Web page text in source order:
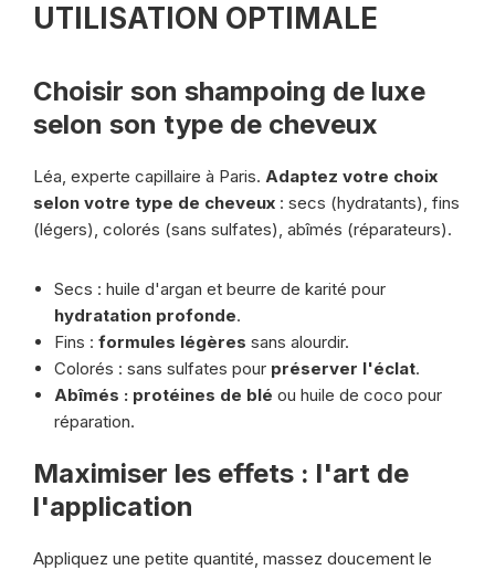
UTILISATION OPTIMALE
Choisir son shampoing de luxe
selon son type de cheveux
Léa, experte capillaire à Paris. Adaptez votre choix
selon votre type de cheveux : secs (hydratants), fins
(légers), colorés (sans sulfates), abîmés (réparateurs).
Secs : huile d'argan et beurre de karité pour
hydratation profonde.
Fins : formules légères sans alourdir.
Colorés : sans sulfates pour préserver l'éclat.
Abîmés : protéines de blé ou huile de coco pour
réparation.
Maximiser les effets : l'art de
l'application
Appliquez une petite quantité, massez doucement le